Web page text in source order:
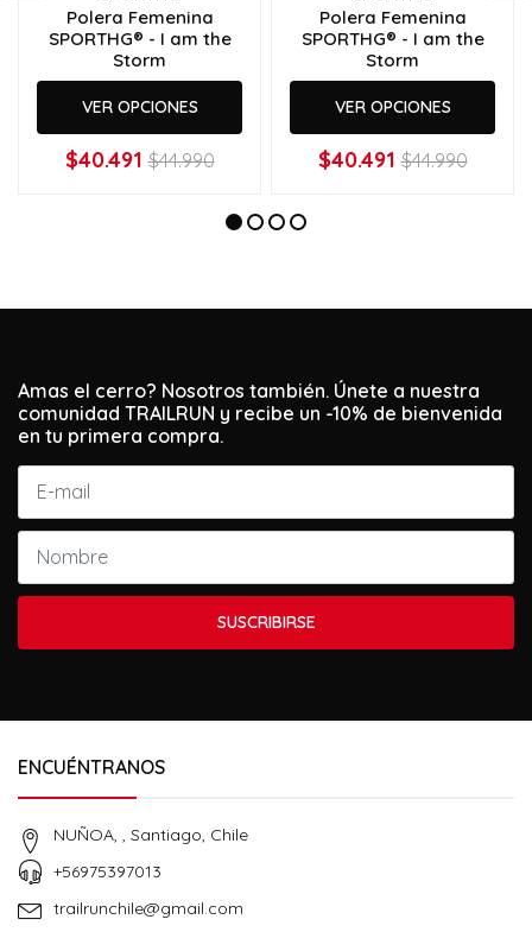
Polera Femenina
SPORTHG® - I am the
Storm
VER OPCIONES
$40.491 $44.990
Polera Femenina
SPORTHG® - I am the
Storm
VER OPCIONES
$40.491 $44.990
Amas el cerro? Nosotros también. Únete a nuestra
comunidad TRAILRUN y recibe un -10% de bienvenida
en tu primera compra.
SUSCRIBIRSE
ENCUÉNTRANOS
NUÑOA, , Santiago, Chile
+56975397013
trailrunchile@gmail.com